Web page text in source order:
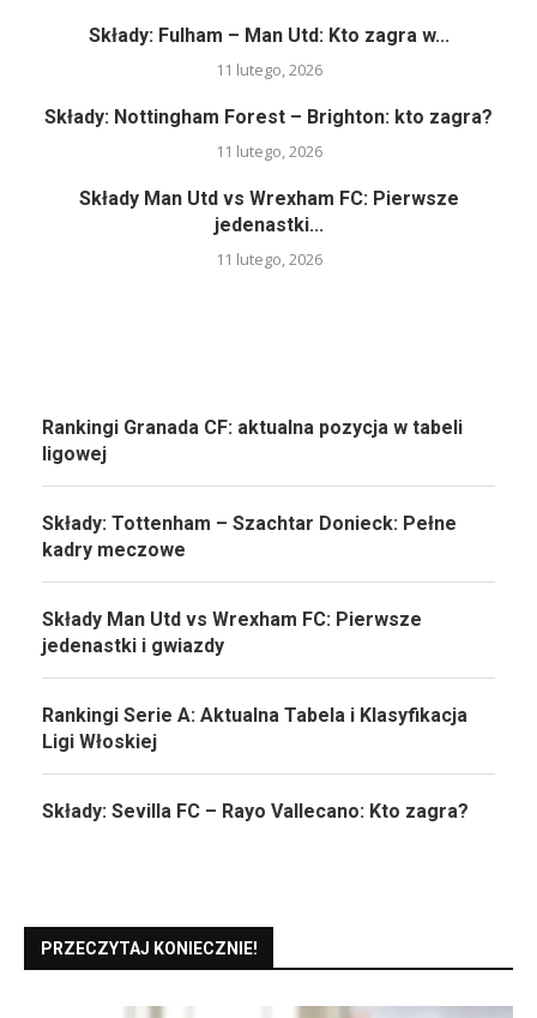
Składy: Fulham – Man Utd: Kto zagra w...
11 lutego, 2026
Składy: Nottingham Forest – Brighton: kto zagra?
11 lutego, 2026
Składy Man Utd vs Wrexham FC: Pierwsze
jedenastki...
11 lutego, 2026
Rankingi Granada CF: aktualna pozycja w tabeli
ligowej
Składy: Tottenham – Szachtar Donieck: Pełne
kadry meczowe
Składy Man Utd vs Wrexham FC: Pierwsze
jedenastki i gwiazdy
Rankingi Serie A: Aktualna Tabela i Klasyfikacja
Ligi Włoskiej
Składy: Sevilla FC – Rayo Vallecano: Kto zagra?
PRZECZYTAJ KONIECZNIE!